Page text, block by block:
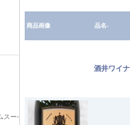
スー-
商品画像 品名-
酒井ワイ